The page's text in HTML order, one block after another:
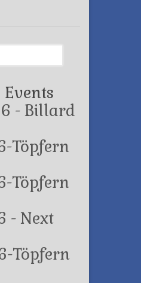
- Billard
Töpfern
Töpfern
- Next
Töpfern